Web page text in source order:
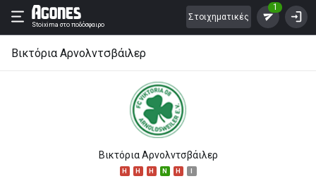
Stoixima στο ποδόσφαιρο
Στοιχηματικές
1
Βικτόρια Αρνολντσβάιλερ
Βικτόρια Αρνολντσβάιλερ
H H H N H